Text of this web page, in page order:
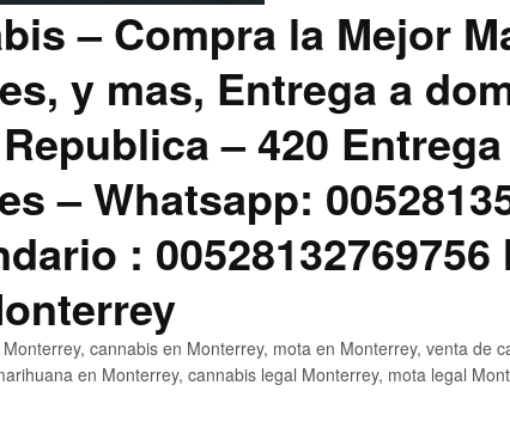
– Compra la Mejor
y mas, Entrega a
– 420
– Whatsapp:
: 00528132769756
cannabis en Monterrey, mota en Monterrey, venta de
en Monterrey, cannabis legal Monterrey, mota legal